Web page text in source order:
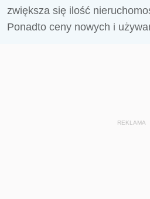
zwiększa się ilość
Ponadto ceny nowych i
REKLAMA